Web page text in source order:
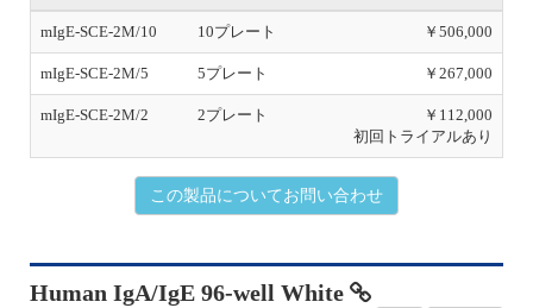
mIgE-SCE-2M/10 10プレート ￥506,000
mIgE-SCE-2M/5 5プレート ￥267,000
mIgE-SCE-2M/2 2プレート
￥112,000
初回トライアルあり
この製品についてお問い合わせ
Human IgA/IgE 96-well White